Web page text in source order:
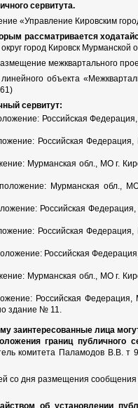
сервитута.
«Управление Кировским
рассматривается
город Кировск Мурманской
межквартального
объекта
сервитут:
Российская
Российская
Мурманская обл., МО г.
Мурманская обл.,
Российская
Российская
Российская
Мурманская обл., МО г.
Российская
здание № 11.
заинтересованные лица
границ публичного
комитета Паламодов В.В. т
со дня размещения
об установлении